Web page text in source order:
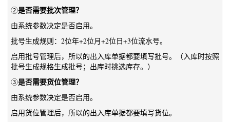
②是否需要批次管理？
由系统参数决定是否启用。
批号生成规则：2位年+2位月+2位日+3位流水号。
启用批号管理后，所以的出入库单据都要填写批号。（入库时按照
批号生成规格生成批号；出库时挑选库存。）
③是否需要货位管理？
由系统参数决定是否启用。
启用货位管理后，所以的出入库单据都要填写货位。